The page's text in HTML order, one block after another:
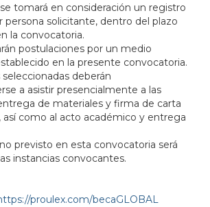
tomará en consideración un registro
persona solicitante, dentro del plazo
la convocatoria.
postulaciones por un medio
en la presente convocatoria.
seleccionadas deberán
a asistir presencialmente a las
de materiales y firma de carta
como al acto académico y entrega
previsto en esta convocatoria será
instancias convocantes.
proulex.com/becaGLOBAL